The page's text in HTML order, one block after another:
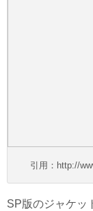
引用：http://
SP版のジャケッ